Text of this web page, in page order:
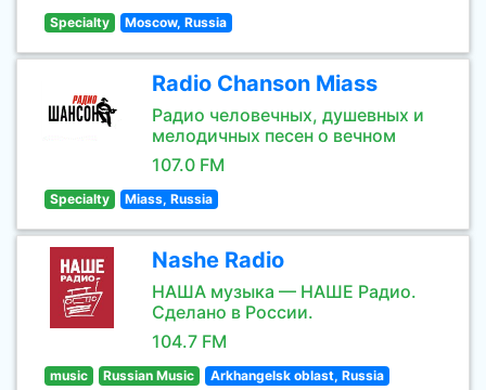
Specialty Moscow, Russia
Radio Chanson Miass
Радио человечных, душевных и
мелодичных песен о вечном
107.0 FM
Specialty Miass, Russia
Nashe Radio
НАША музыка — НАШЕ Радио.
Сделано в России.
104.7 FM
music Russian Music Arkhangelsk oblast, Russia